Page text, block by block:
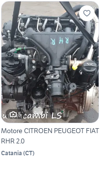
5
Motore CITROEN PEUGEOT FIAT
RHR 2.0
Catania (CT)